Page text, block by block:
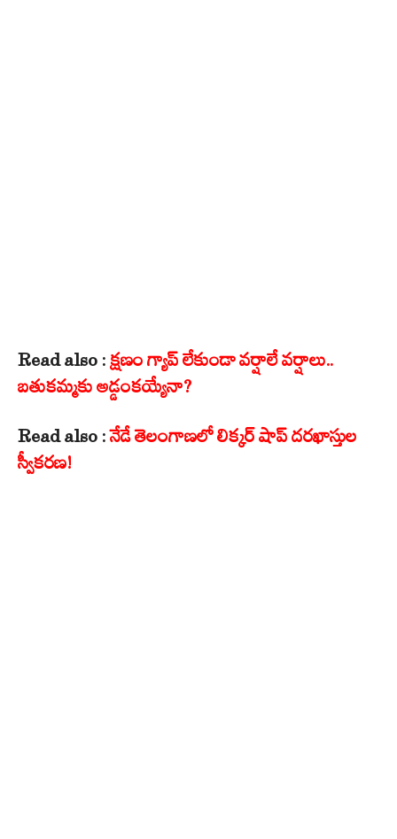
Read also : క్షణం గ్యాప్ లేకుండా వర్షాలే వర్షాలు..
బతుకమ్మకు అడ్డంకయ్యేనా?
Read also :నేడే తెలంగాణలో లిక్కర్ షాప్ దరఖాస్తుల
స్వీకరణ!